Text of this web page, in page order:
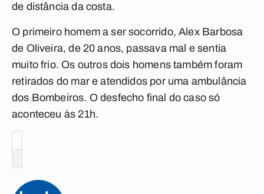
de distância da costa.
O primeiro homem a ser socorrido, Alex Barbosa
de Oliveira, de 20 anos, passava mal e sentia
muito frio. Os outros dois homens também foram
retirados do mar e atendidos por uma ambulância
dos Bombeiros. O desfecho final do caso só
aconteceu às 21h.